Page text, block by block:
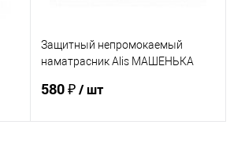
Защитный непромокаемый
наматрасник Alis МАШЕНЬКА
580 ₽/ шт